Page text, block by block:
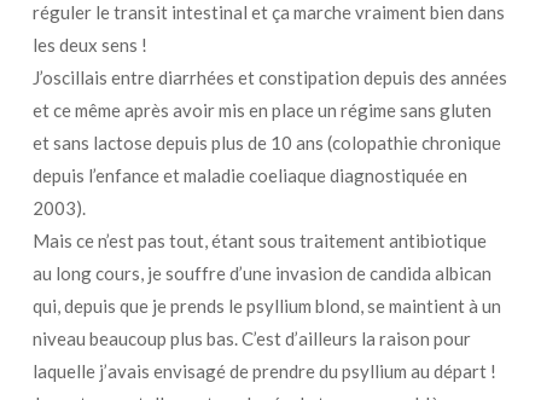
réguler le transit intestinal et ça marche vraiment bien dans
les deux sens !
J’oscillais entre diarrhées et constipation depuis des années
et ce même après avoir mis en place un régime sans gluten
et sans lactose depuis plus de 10 ans (colopathie chronique
depuis l’enfance et maladie coeliaque diagnostiquée en
2003).
Mais ce n’est pas tout, étant sous traitement antibiotique
au long cours, je souffre d’une invasion de candida albican
qui, depuis que je prends le psyllium blond, se maintient à un
niveau beaucoup plus bas. C’est d’ailleurs la raison pour
laquelle j’avais envisagé de prendre du psyllium au départ !